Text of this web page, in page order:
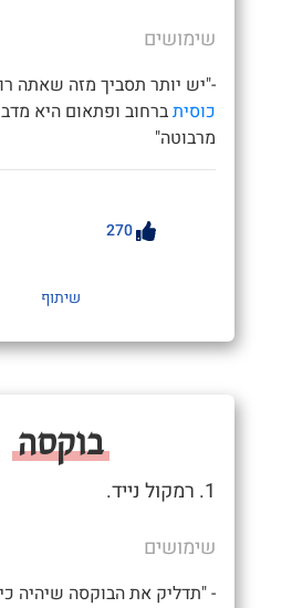
שימושים
-"יש יותר תסביך מזה שאתה
כוסיתברחוב ופתאום היא
מרבוטה"
270
שיתוף
בוקסה
1. רמקול נייד.
שימושים
- "תדליק את הבוקסה שיהיה